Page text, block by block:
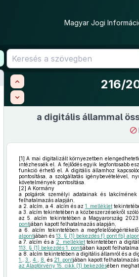
Magyar Jogi
216/
a digitális állammal
[1] A mai digitalizált környezetben
intézhessék el. A fejlődés egyik legfontosabb
funkció érhető el. A digitális államhoz
pontosítása, a szolgáltatás igénybevételével,
követelmények pontosítása.
[2] A Kormány
a polgárok személyi adatainak és lakcímének
felhatalmazás alapján,
a 2. alcím, a 4. alcím és az 1. melléklet
a 3. alcím tekintetében a közbeszerzésekről szóló
az 5. alcím tekintetében a Magyarország
pontjában kapott felhatalmazás alapján,
a 6. alcím tekintetében a
alpontjában és 13. § (1) bekezdés f) pont fb)
a 7. alcím és a 2. melléklettekintetében a
113. § (1) bekezdés 1. pontjában kapott
a 8. alcím tekintetében a digitális államról és a
1.
3. 4. 8. és 21. pontjában kapott felhatalmazás
az Alaptörvény 15. cikk (1) bekezdésében